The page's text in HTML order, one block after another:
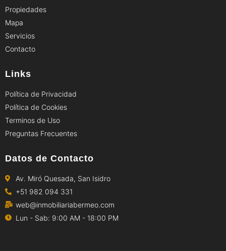
Propiedades
Mapa
Servicios
Contacto
Links
Política de Privacidad
Política de Cookies
Terminos de Uso
Preguntas Frecuentes
Datos de Contacto
Av. Miró Quesada, San Isidro
+51 982 094 331
web@inmobiliariabermeo.com
Lun - Sab: 9:00 AM - 18:00 PM